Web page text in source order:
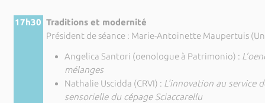
17h30 Traditions et modernité
Président de séance : Marie-Antoinette Maupertuis
Angelica Santori (oenologue à Patrimonio) :
mélanges
Nathalie Uscidda (CRVI) : L'innovation au service
sensorielle du cépage Sciaccarellu